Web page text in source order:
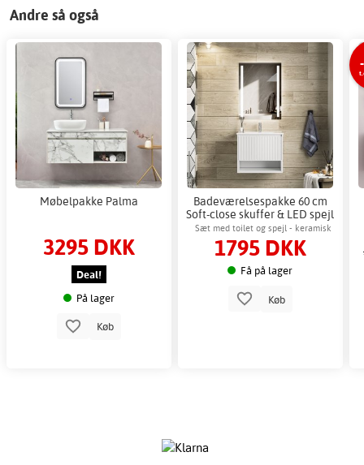
Andre så også
Møbelpakke Palma
3295 DKK
Deal!
På lager
Køb
Badeværelsespakke 60 cm
Soft-close skuffer & LED spejl
- Aurelia
Sæt med toilet og spejl - keramisk
håndvask & dæmpbart LED-spejl med
antidug.
1795 DKK
Få på lager
Køb